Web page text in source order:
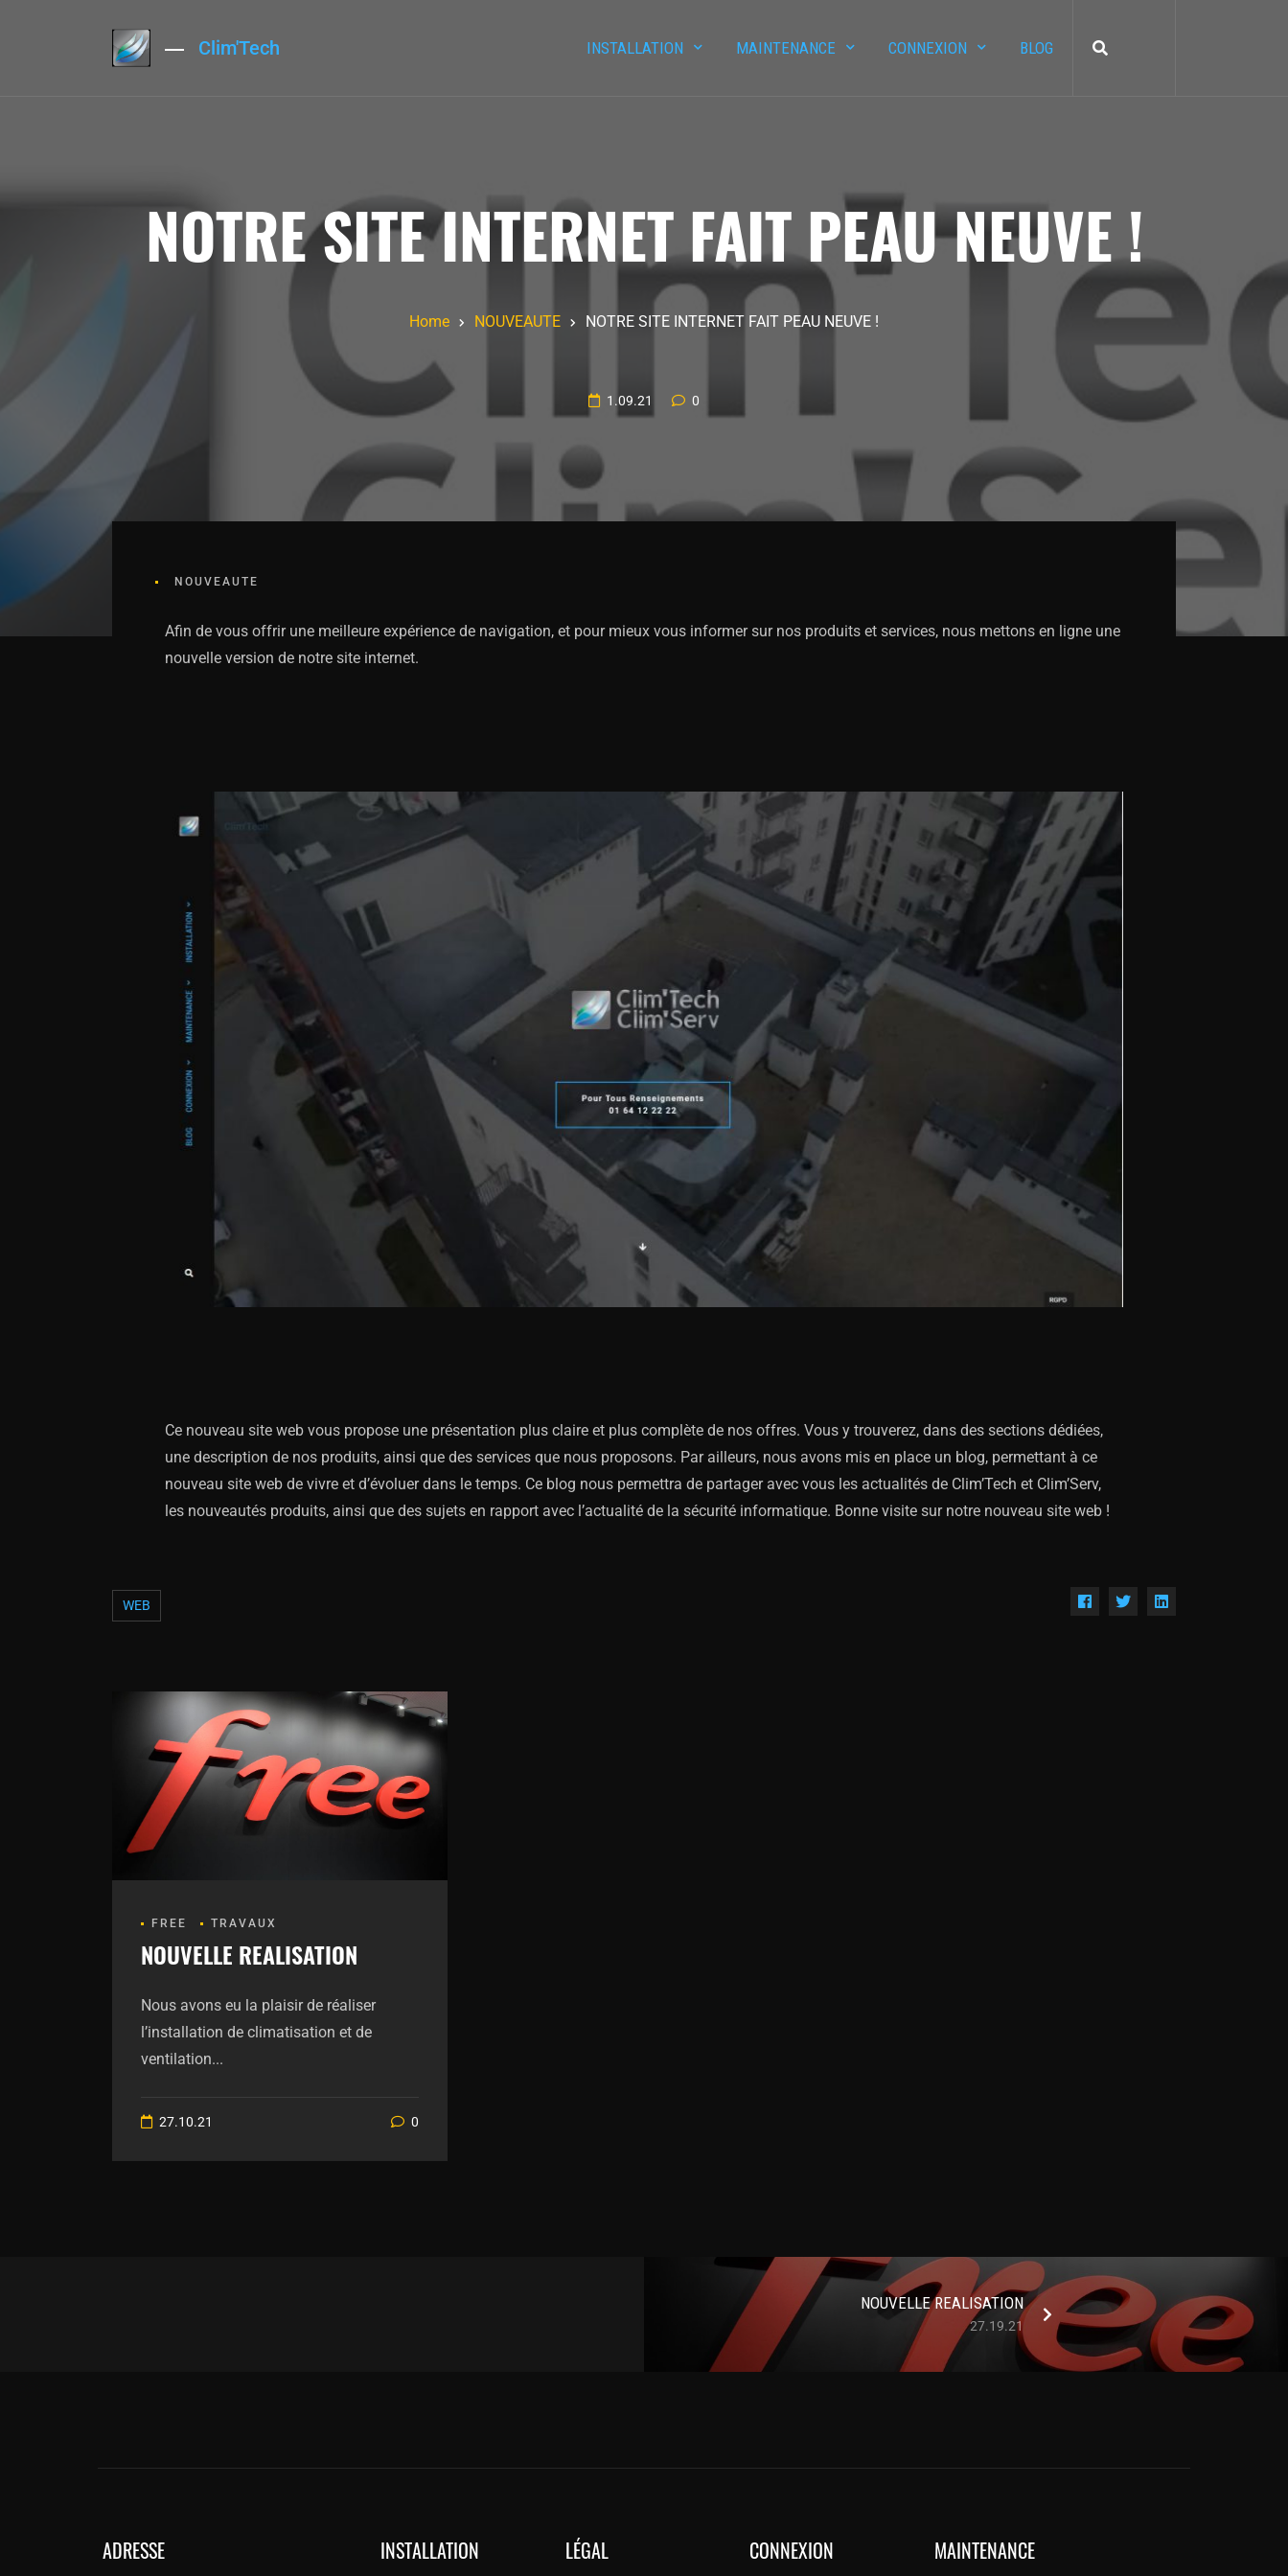
Clim'Tech INSTALLATION MAINTENANCE CONNEXION BLOG
NOTRE SITE INTERNET FAIT PEAU NEUVE !
Home NOUVEAUTE NOTRE SITE INTERNET FAIT PEAU NEUVE !
1.09.21 0
NOUVEAUTE
Afin de vous offrir une meilleure expérience de navigation, et pour mieux vous informer sur nos produits et services, nous mettons en ligne une
nouvelle version de notre site internet.
Ce nouveau site web vous propose une présentation plus claire et plus complète de nos offres. Vous y trouverez, dans des sections dédiées,
une description de nos produits, ainsi que des services que nous proposons. Par ailleurs, nous avons mis en place un blog, permettant à ce
nouveau site web de vivre et d’évoluer dans le temps. Ce blog nous permettra de partager avec vous les actualités de Clim’Tech et Clim’Serv,
les nouveautés produits, ainsi que des sujets en rapport avec l’actualité de la sécurité informatique. Bonne visite sur notre nouveau site web !
WEB
FREE TRAVAUX
NOUVELLE REALISATION
Nous avons eu la plaisir de réaliser
l’installation de climatisation et de
ventilation...
27.10.21 0
NOUVELLE REALISATION
27.19.21
ADRESSE INSTALLATION LÉGAL CONNEXION MAINTENANCE